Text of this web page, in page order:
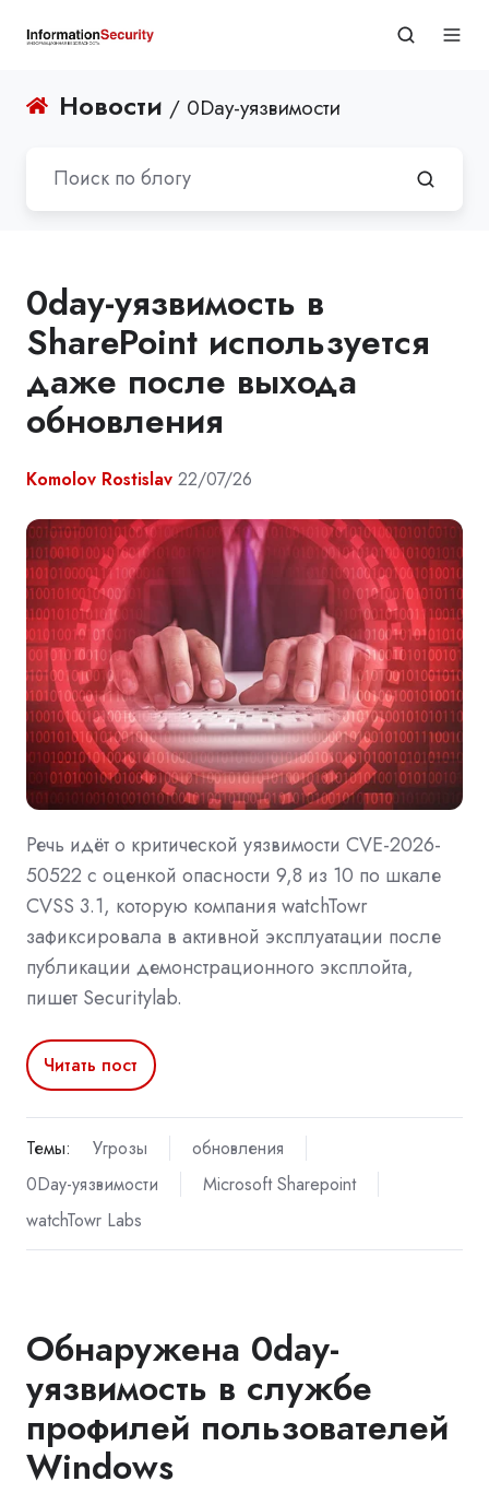
Новости / 0Day-уязвимости
0day-уязвимость в
SharePoint используется
даже после выхода
обновления
Komolov Rostislav 22/07/26
Речь идёт о критической уязвимости CVE-2026-
50522 с оценкой опасности 9,8 из 10 по шкале
CVSS 3.1, которую компания watchTowr
зафиксировала в активной эксплуатации после
публикации демонстрационного эксплойта,
пишет Securitylab.
Читать пост
Темы: Угрозы
обновления
0Day-уязвимости
Microsoft Sharepoint
watchTowr Labs
Обнаружена 0day-
уязвимость в службе
профилей пользователей
Windows